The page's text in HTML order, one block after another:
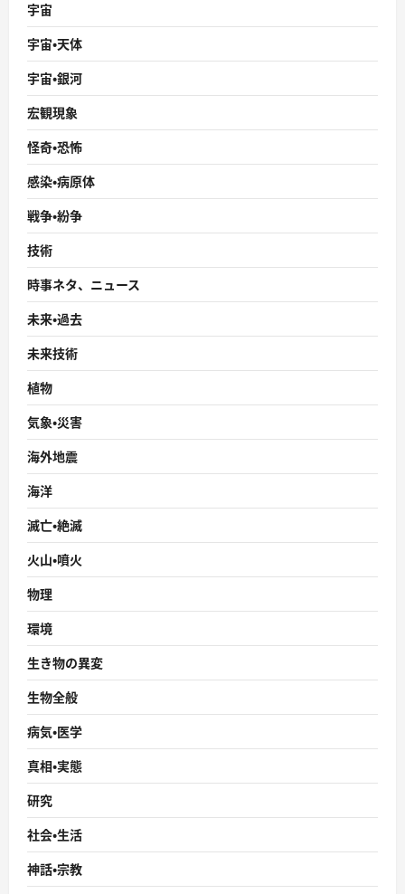
宇宙
宇宙・天体
宇宙・銀河
宏観現象
怪奇・恐怖
感染・病原体
戦争・紛争
技術
時事ネタ、ニュース
未来・過去
未来技術
植物
気象・災害
海外地震
海洋
滅亡・絶滅
火山・噴火
物理
環境
生き物の異変
生物全般
病気・医学
真相・実態
研究
社会・生活
神話・宗教